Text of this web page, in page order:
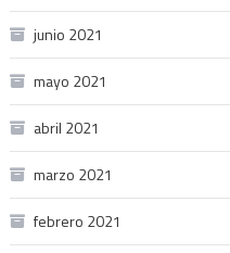
junio 2021
mayo 2021
abril 2021
marzo 2021
febrero 2021